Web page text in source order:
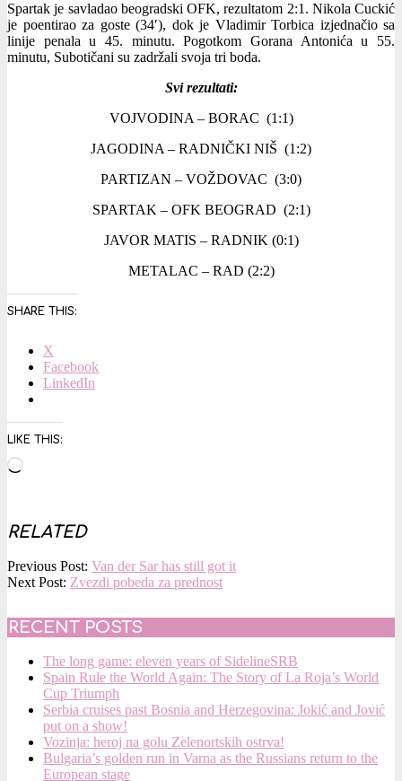
Spartak je savladao beogradski OFK, rezultatom 2:1. Nikola Cuckić
je poentirao za goste (34′), dok je Vladimir Torbica izjednačio sa
linije penala u 45. minutu. Pogotkom Gorana Antonića u 55.
minutu, Subotičani su zadržali svoja tri boda.
Svi rezultati:
VOJVODINA – BORAC (1:1)
JAGODINA – RADNIČKI NIŠ (1:2)
PARTIZAN – VOŽDOVAC (3:0)
SPARTAK – OFK BEOGRAD (2:1)
JAVOR MATIS – RADNIK (0:1)
METALAC – RAD (2:2)
SHARE THIS:
X
Facebook
LinkedIn
LIKE THIS:
Loading…
RELATED
2016-
03-
Previous Post: Van der Sar has still got it
Next Post: Zvezdi pobeda za prednost
RECENT POSTS
The long game: eleven years of SidelineSRB
Spain Rule the World Again: The Story of La Roja’s World
Cup Triumph
Serbia cruises past Bosnia and Herzegovina: Jokić and Jović
put on a show!
Vozinja: heroj na golu Zelenortskih ostrva!
Bulgaria’s golden run in Varna as the Russians return to the
European stage